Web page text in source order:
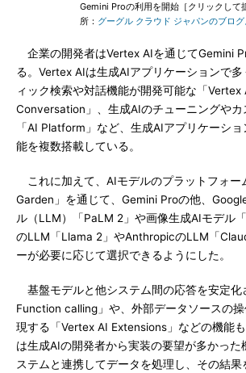
Gemini Proの利用を開始［クリックして
所： グーグル クラウド ジャパンのブログ
企業の開発者はVertex AIを通じてGemini
る。Vertex AIは生成AIアプリケーションで
ィック検索や対話機能が開発可能な「
Conversation」、生成AIのチューニングやカ
「AI Platform」など、生成AIアプリケーシ
能を複数搭載している。
これに加えて、AIモデルのプラットフォー
Garden」を通じて、Gemini Proの他、
ル（LLM）「PaLM 2」や画像生成AIモデル
のLLM「Llama 2」やAnthropicのLLM「
ーが必要に応じて選択できるようにした。
基盤モデルと他システム間の応答を安定化
Function calling」や、外部データソースの
現する「Vertex AI Extensions」などの機能
は生成AIの開発者から実装の要望が多かった
ステムと連携してデータを処理し、その結